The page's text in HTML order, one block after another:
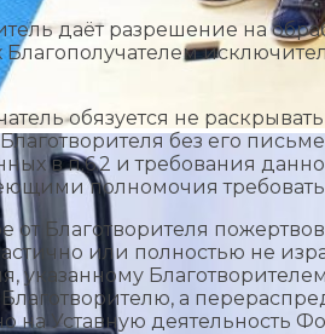
даёт разрешение на
Благополучателем
обязуется не
без его
в п.6.2 и требования
полномочия
от Благотворителя
или полностью не
указанному
а
на Уставную деятельность